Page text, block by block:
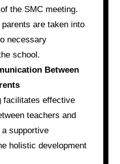
the SMC meeting.
are taken into
necessary
school.
Between
facilitates effective
teachers and
supportive
holistic development